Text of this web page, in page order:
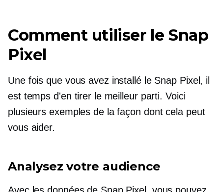
Comment utiliser le Snap
Pixel
Une fois que vous avez installé le Snap Pixel, il
est temps d'en tirer le meilleur parti. Voici
plusieurs exemples de la façon dont cela peut
vous aider.
Analysez votre audience
Avec les données de Snap Pixel, vous pouvez